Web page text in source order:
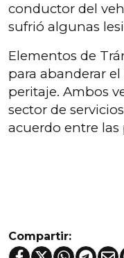
conductor del
sufrió algunas
Elementos de
para abanderar
peritaje. Ambos
sector de
acuerdo entre las
Compartir: